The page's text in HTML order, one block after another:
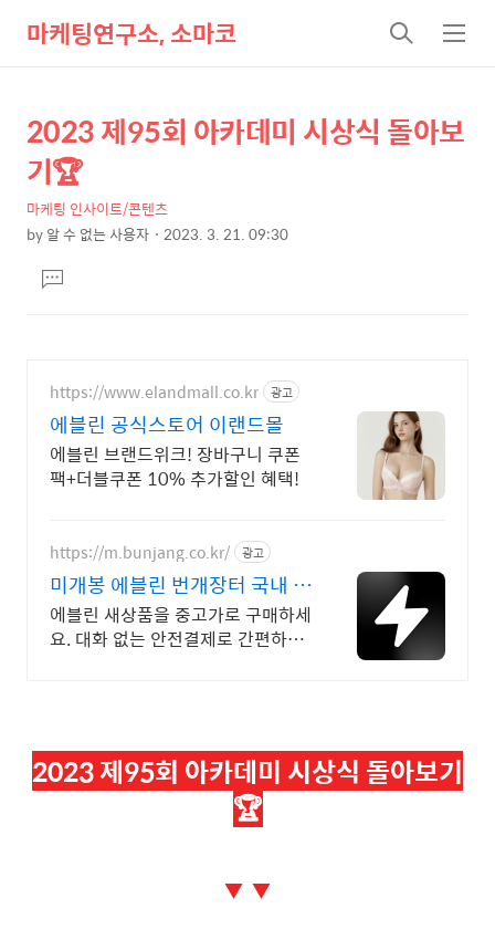
마케팅연구소, 소마코
검
색
메
뉴
상
세
텐
본
문
제
목
2023 제95회 아카데미 시상식 돌아보
기🏆
마케팅 인사이트/콘텐츠
by알 수 없는 사용자 2023. 3. 21. 09:30
문댓
글
https://www.elandmall.co.kr 광고
에블린 공식스토어 이랜드몰
에블린 브랜드위크! 장바구니 쿠폰
팩+더블쿠폰 10% 추가할인 혜택!
https://m.bunjang.co.kr/ 광고
미개봉 에블린 번개장터 국내 최
대 브랜드 중고거래
에블린 새상품을 중고가로 구매하세
요. 대화 없는 안전결제로 간편하게!
2023 제95회 아카데미 시상식 돌아보기
🏆
▼ ▼